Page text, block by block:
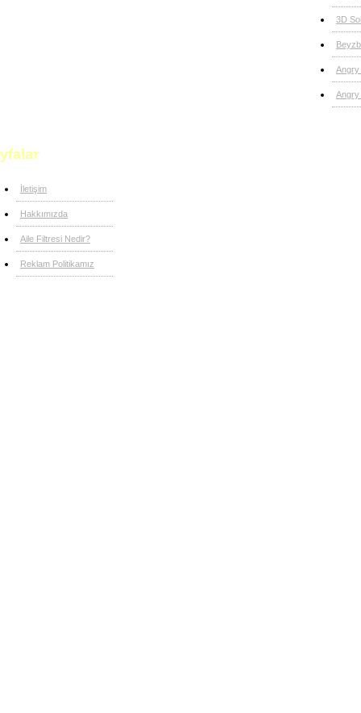
3D
Angry
Angry
İletişim
Hakkımızda
Aile Filtresi Nedir?
Reklam Politikamız